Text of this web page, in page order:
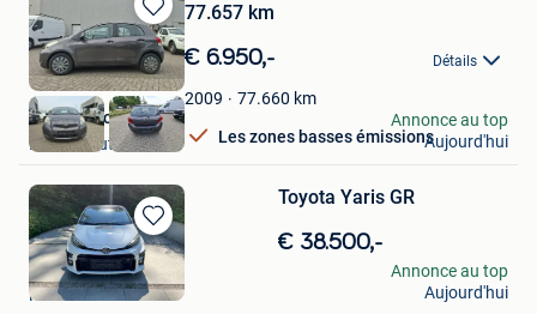
Sauvegarder
dans
Mes
Favoris
77.657 km
€ 6.950,- Détails
2009 77.660 km
Les zones basses émissions
GarageTyco
Herenthout
Annonce au top
Aujourd'hui
Sauvegarder
dans
Mes
Favoris
Toyota Yaris GR
€ 38.500,-
Leen Vanwambeke
Ronse
Annonce au top
Aujourd'hui